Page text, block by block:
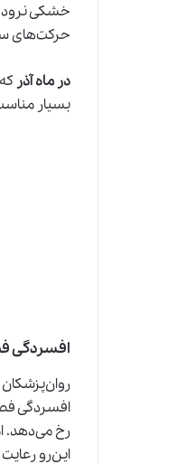
خشکی
حرکت‌های
در ماه آذر
بسیار
افسردگی
افسردگی
رخ می‌دهد.